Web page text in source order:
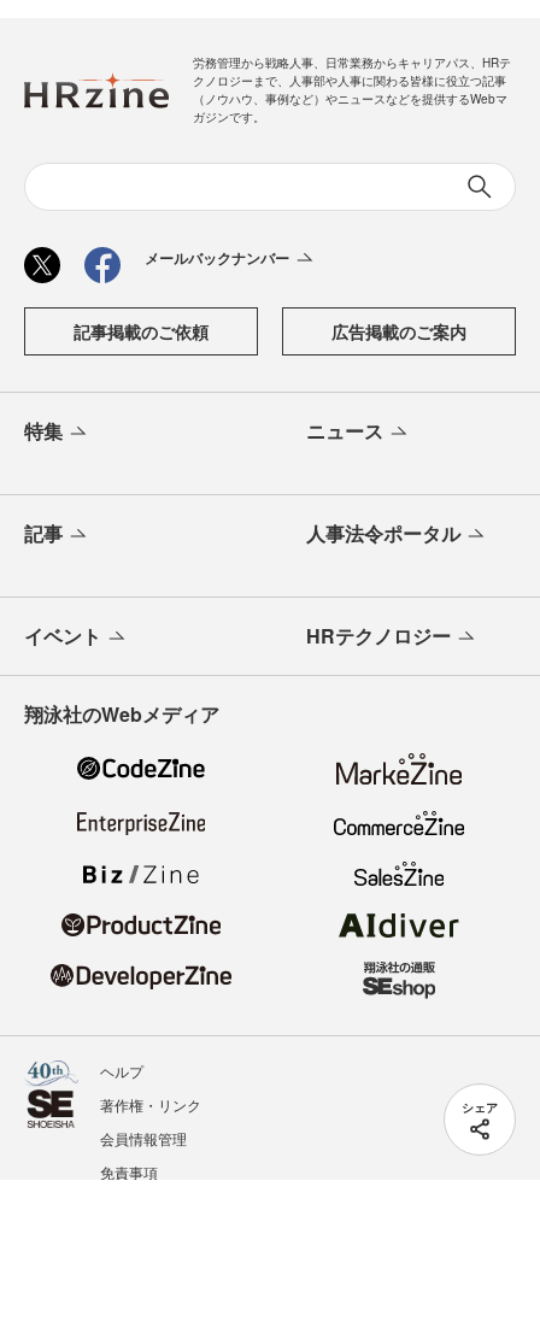
シェア
労務管理から戦略人事、日常業務からキャリアパス、HRテ
クノロジーまで、人事部や人事に関わる皆様に役立つ記事
（ノウハウ、事例など）やニュースなどを提供するWebマ
ガジンです。
メールバックナンバー
記事掲載のご依頼 広告掲載のご案内
特集 ニュース
記事 人事法令ポータル
イベント HRテクノロジー
翔泳社のWebメディア
ヘルプ
著作権・リンク
会員情報管理
免責事項